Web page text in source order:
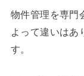
物件管理を専門
よって違いはあ
す。